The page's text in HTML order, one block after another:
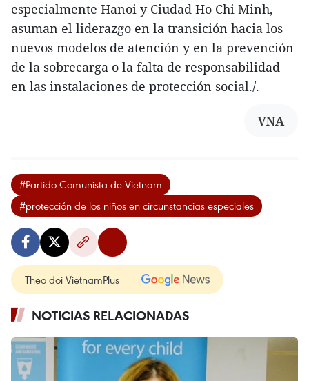
especialmente Hanoi y Ciudad Ho Chi Minh,
asuman el liderazgo en la transición hacia los
nuevos modelos de atención y en la prevención
de la sobrecarga o la falta de responsabilidad
en las instalaciones de protección social./.
VNA
#Partido Comunista de Vietnam
#protección de los niños en circunstancias especiales
Theo dõi VietnamPlus
NOTICIAS RELACIONADAS